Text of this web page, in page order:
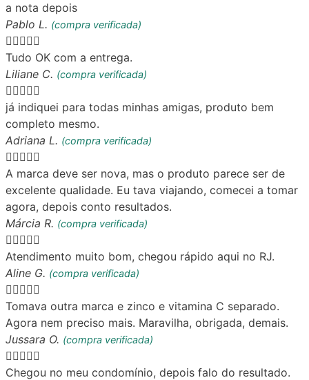
a nota depois
Pablo L. (compra verificada)

Tudo OK com a entrega.
Liliane C. (compra verificada)

já indiquei para todas minhas amigas, produto bem
completo mesmo.
Adriana L. (compra verificada)

A marca deve ser nova, mas o produto parece ser de
excelente qualidade. Eu tava viajando, comecei a tomar
agora, depois conto resultados.
Márcia R. (compra verificada)

Atendimento muito bom, chegou rápido aqui no RJ.
Aline G. (compra verificada)

Tomava outra marca e zinco e vitamina C separado.
Agora nem preciso mais. Maravilha, obrigada, demais.
Jussara O. (compra verificada)

Chegou no meu condomínio, depois falo do resultado.